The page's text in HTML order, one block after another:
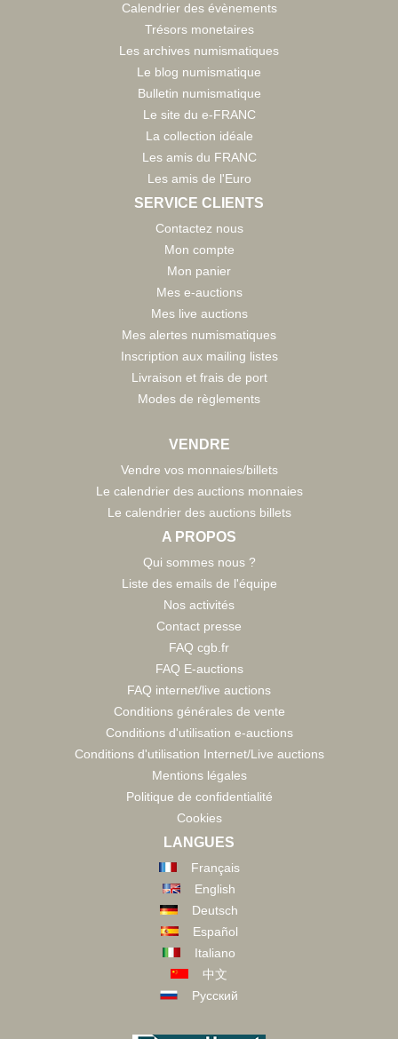
Calendrier des évènements
Trésors monetaires
Les archives numismatiques
Le blog numismatique
Bulletin numismatique
Le site du e-FRANC
La collection idéale
Les amis du FRANC
Les amis de l'Euro
SERVICE CLIENTS
Contactez nous
Mon compte
Mon panier
Mes e-auctions
Mes live auctions
Mes alertes numismatiques
Inscription aux mailing listes
Livraison et frais de port
Modes de règlements
VENDRE
Vendre vos monnaies/billets
Le calendrier des auctions monnaies
Le calendrier des auctions billets
A PROPOS
Qui sommes nous ?
Liste des emails de l'équipe
Nos activités
Contact presse
FAQ cgb.fr
FAQ E-auctions
FAQ internet/live auctions
Conditions générales de vente
Conditions d'utilisation e-auctions
Conditions d'utilisation Internet/Live auctions
Mentions légales
Politique de confidentialité
Cookies
LANGUES
Français
English
Deutsch
Español
Italiano
中文
Русский